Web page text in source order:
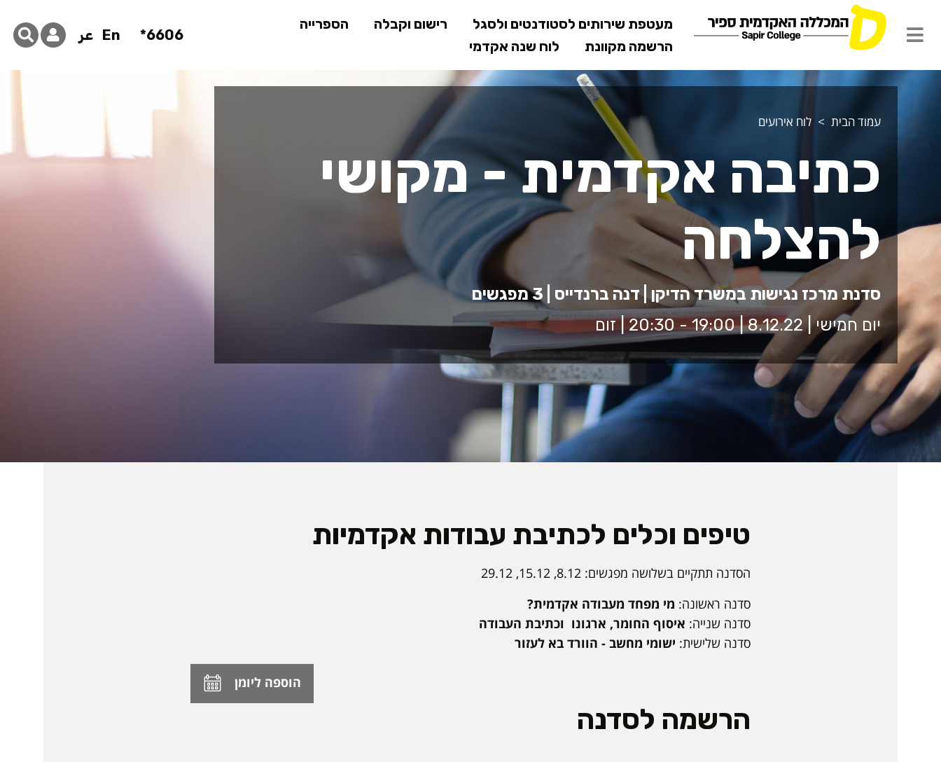
לתוכן
המרכזי
מעטפת שירותים לסטודנטים ולסגל רישום וקבלה
הספרייה
הרשמה מקוונת
לוח שנה אקדמי
6606*
En عر
עמוד הבית לוח אירועים
כתיבה אקדמית - מקושי
להצלחה
סדנת מרכז נגישות במשרד הדיקן | דנה ברנדייס | 3 מפגשים
יום חמישי | 8.12.22 | 19:00 - 20:30 | זום
טיפים וכלים לכתיבת עבודות אקדמיות
הסדנה תתקיים בשלושה מפגשים: 8.12, 15.12, 29.12
סדנה ראשונה: מי מפחד מעבודה אקדמית?
סדנה שנייה: איסוף החומר, ארגונו וכתיבת העבודה
סדנה שלישית: ישומי מחשב - הוורד בא לעזור
הוספה ליומן
הרשמה לסדנה